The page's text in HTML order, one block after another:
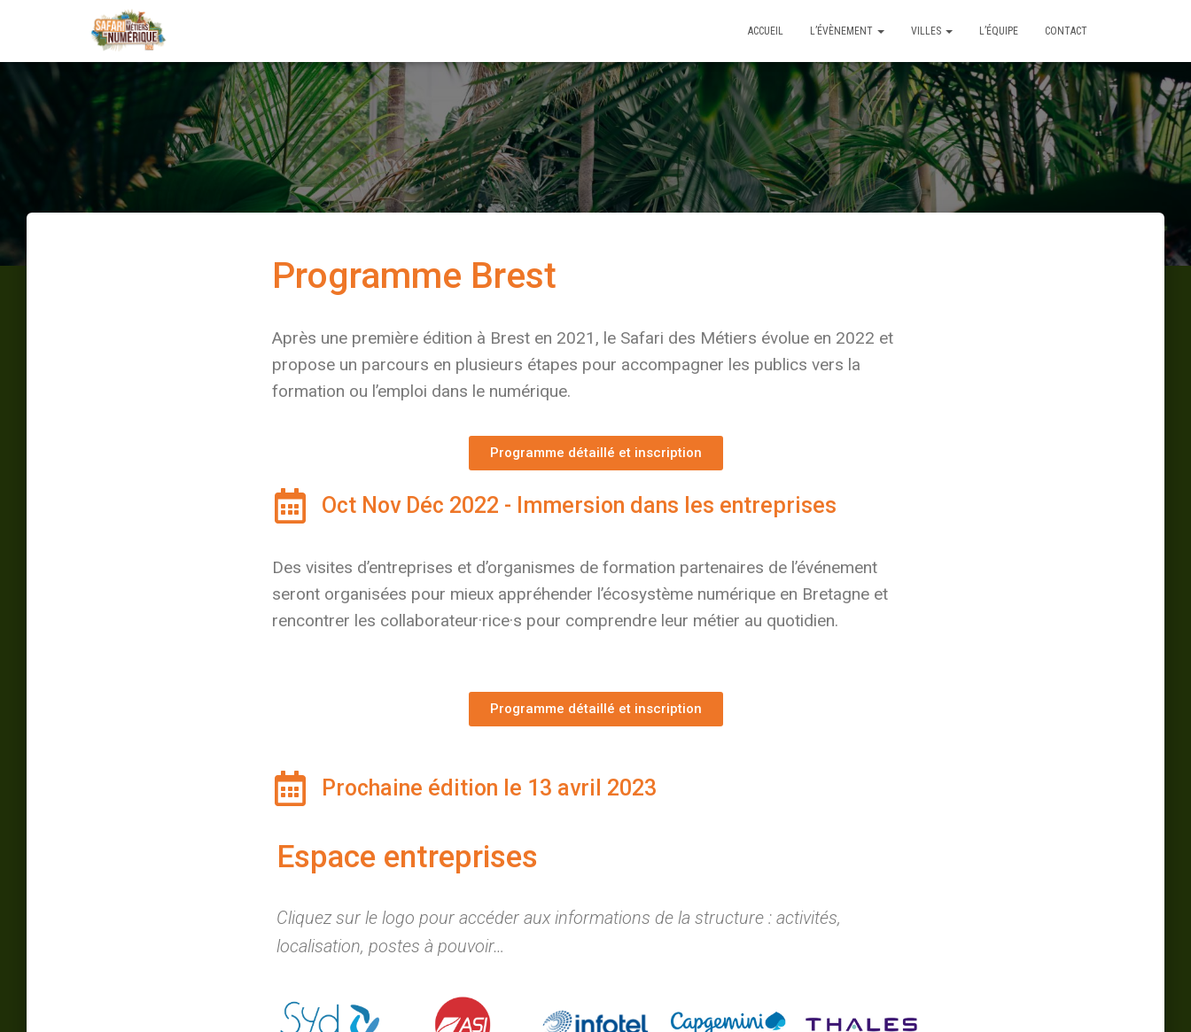
ACCUEIL L’ÉVÈNEMENT VILLES L’ÉQUIPE CONTACT
Programme Brest
Après une première édition à Brest en 2021, le Safari des Métiers évolue en 2022 et
propose un parcours en plusieurs étapes pour accompagner les publics vers la
formation ou l’emploi dans le numérique.
Programme détaillé et inscription
Oct Nov Déc 2022 - Immersion dans les entreprises
Des visites d’entreprises et d’organismes de formation partenaires de l’événement
seront organisées pour mieux appréhender l’écosystème numérique en Bretagne et
rencontrer les collaborateur·rice·s pour comprendre leur métier au quotidien.
Programme détaillé et inscription
Prochaine édition le 13 avril 2023
Espace entreprises
Cliquez sur le logo pour accéder aux informations de la structure : activités,
localisation, postes à pouvoir…